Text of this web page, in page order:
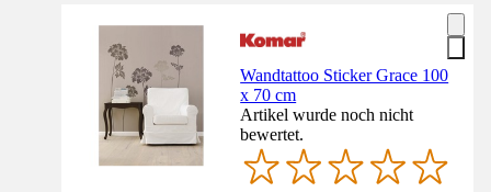
Wandtattoo Sticker Grace 100
x 70 cm
Artikel wurde noch nicht
bewertet.